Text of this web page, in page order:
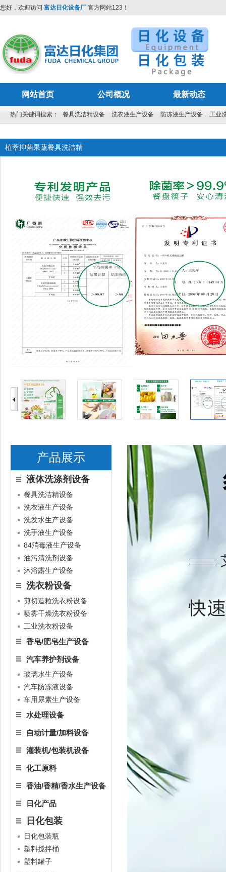
您好，欢迎访问 富达日化设备厂 官方网站123！
网站首页 公司概况 最新动态
热门关键词搜索： 餐具洗洁精设备 洗衣液生产设备 防冻液生产设备 工业
植萃抑菌果蔬餐具洗洁精
产品展示
液体洗涤剂设备
餐具洗洁精设备
洗衣液生产设备
洗发水生产设备
洗手液生产设备
84消毒液生产设备
油污清洗剂设备
沐浴露生产设备
洗衣粉设备
剪切造粒洗衣粉设备
喷雾干燥洗衣粉设备
工业洗衣粉设备
香皂/肥皂生产设备
汽车养护剂设备
玻璃水生产设备
汽车防冻液设备
车用尿素生产设备
水处理设备
自动计量/加料设备
灌装机/包装机设备
化工原料
香油/香精/香水生产设备
日化产品
日化包装
日化包装瓶
塑料搅拌桶
塑料罐子